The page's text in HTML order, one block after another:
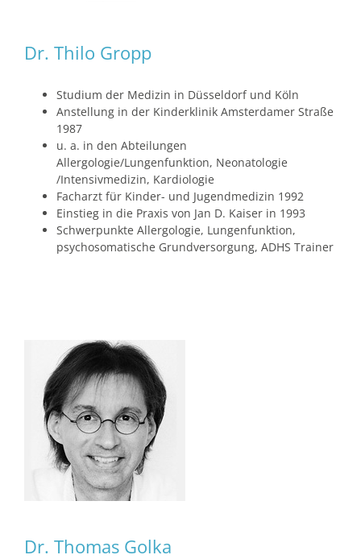
Dr. Thilo Gropp
Studium der Medizin in Düsseldorf und Köln
Anstellung in der Kinderklinik Amsterdamer Straße
1987
u. a. in den Abteilungen
Allergologie/Lungenfunktion, Neonatologie
/Intensivmedizin, Kardiologie
Facharzt für Kinder- und Jugendmedizin 1992
Einstieg in die Praxis von Jan D. Kaiser in 1993
Schwerpunkte Allergologie, Lungenfunktion,
psychosomatische Grundversorgung, ADHS Trainer
Dr. Thomas Golka